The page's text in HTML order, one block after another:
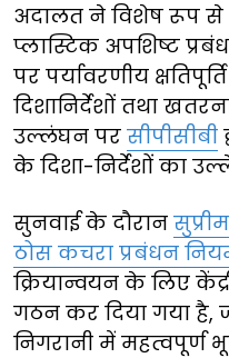
अदालत ने विशेष रूप से
प्लास्टिक अपशिष्ट
पर पर्यावरणीय
दिशानिर्देशों तथा
उल्लंघन पर सीपीसीबी
के दिशा-निर्देशों का
सुनवाई के दौरान
ठोस कचरा प्रबंधन
क्रियान्वयन के लिए
गठन कर दिया गया
निगरानी में महत्वपूर्ण